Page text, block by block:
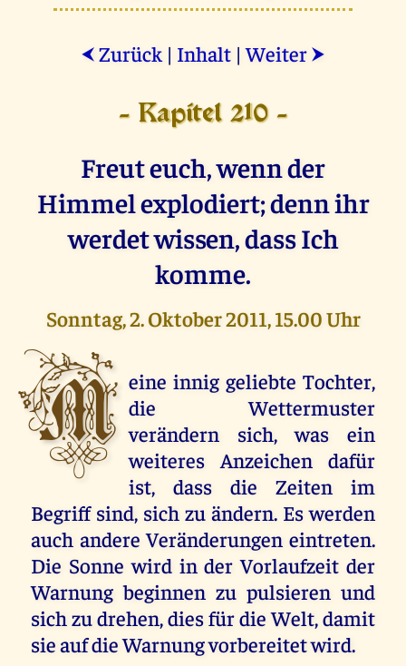
⮜ Zurück | Inhalt |Weiter ⮞
- Kapitel 210 -
Freut euch, wenn der
Himmel explodiert; denn ihr
werdet wissen, dass Ich
komme.
Sonntag, 2. Oktober 2011, 15.00 Uhr
M eine innig geliebte Tochter,
die Wettermuster
verändern sich, was ein
weiteres Anzeichen dafür
ist, dass die Zeiten im
Begriff sind, sich zu ändern. Es werden
auch andere Veränderungen eintreten.
Die Sonne wird in der Vorlaufzeit der
Warnung beginnen zu pulsieren und
sich zu drehen, dies für die Welt, damit
sie auf die Warnung vorbereitet wird.